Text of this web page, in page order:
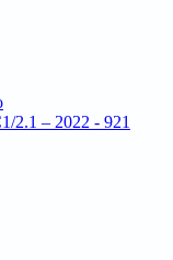
– 2022 - 921